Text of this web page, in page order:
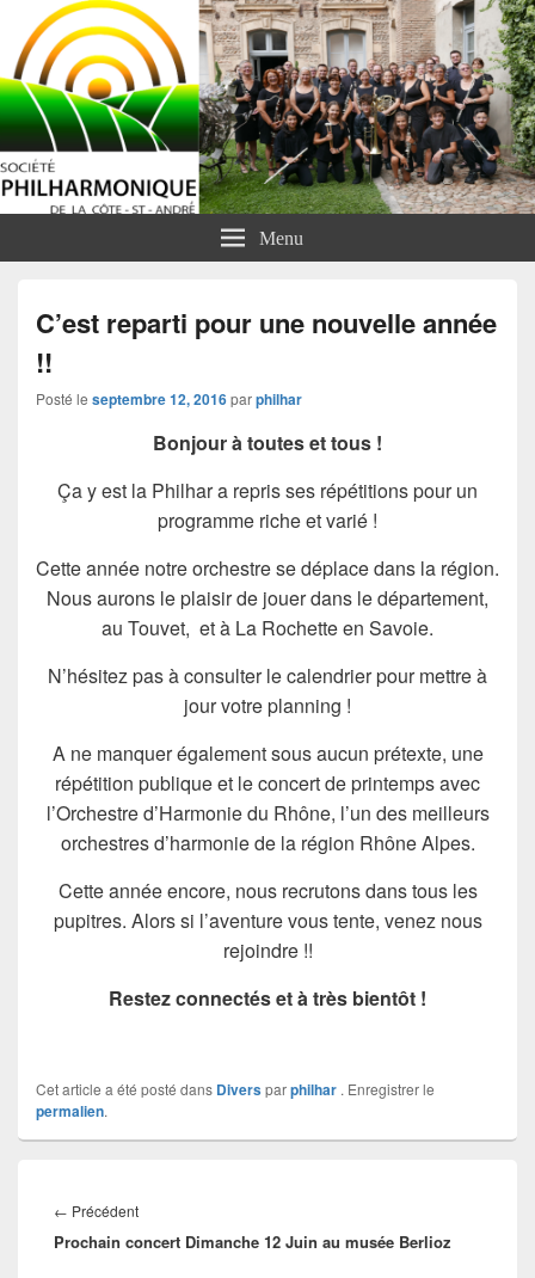
Menu
C’est reparti pour une nouvelle année
!!
Posté le septembre 12, 2016parphilhar
Bonjour à toutes et tous !
Ça y est la Philhar a repris ses répétitions pour un
programme riche et varié !
Cette année notre orchestre se déplace dans la région.
Nous aurons le plaisir de jouer dans le département,
au Touvet, et à La Rochette en Savoie.
N’hésitez pas à consulter le calendrier pour mettre à
jour votre planning !
A ne manquer également sous aucun prétexte, une
répétition publique et le concert de printemps avec
l’Orchestre d’Harmonie du Rhône, l’un des meilleurs
orchestres d’harmonie de la région Rhône Alpes.
Cette année encore, nous recrutons dans tous les
pupitres. Alors si l’aventure vous tente, venez nous
rejoindre !!
Restez connectés et à très bientôt !
Cet article a été posté dans Diversparphilhar . Enregistrer le
permalien.
de
l’article
← PrécédentArticle
précédent :
Prochain concert Dimanche 12 Juin au musée Berlioz